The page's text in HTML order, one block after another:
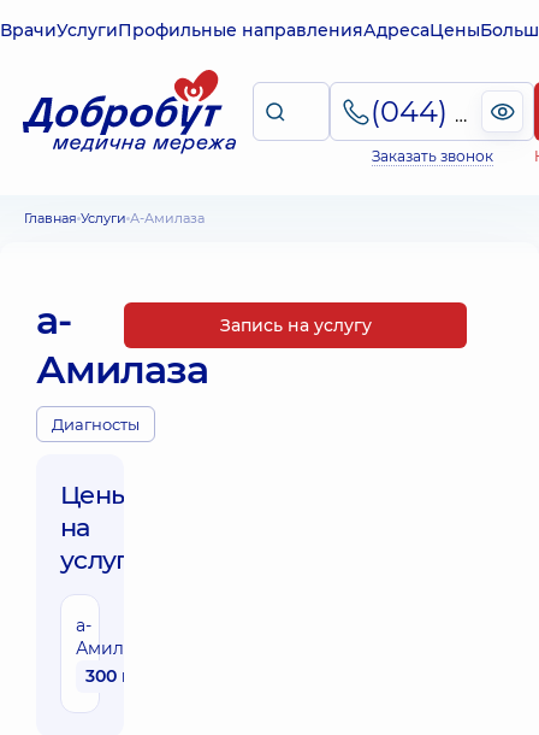
ВрачиУслугиПрофильные направленияАдресаЦены
(044) 495-2-888
Заказать звонок
Главная Услуги а-Амилаза
а-
Амилаза
Диагносты
Цены
на
услуги:
а-
Амилаза
300 грн
Запись на услугу